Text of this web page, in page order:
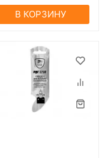
В КОРЗИНУ